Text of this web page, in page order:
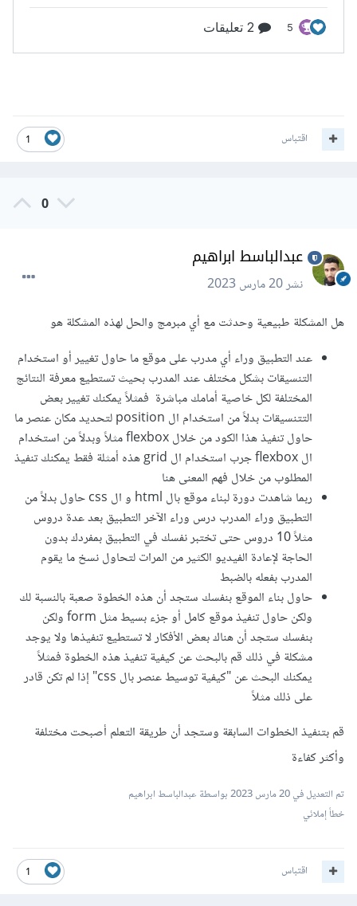
1 اقتباس
0
عبدالباسط ابراهيم
نشر20 مارس 2023
هل المشكلة طبيعية وحدثت مع أي مبرمج والحل لهذه المشكلة هو
عند التطبيق وراء أي مدرب على موقع ما حاول تغيير أو استخدام
التنسيقات بشكل مختلف عند المدرب بحيث تستطيع معرفة النتائج
المختلفة لكل خاصية أمامك مباشرة فمثلاً يمكنك تغيير بعض
التتنسيقات بدلاً من استخدام ال position لتحديد مكان عنصر ما
حاول تنفيذ هذا الكود من خلال flexbox مثلاً وبدلاً من استخدام
ال flexbox جرب استخدام ال grid هذه أمثلة فقط يمكنك تنفيذ
المطلوب من خلال فهم المعنى هنا
ربما شاهدت دورة لبناء موقع بال html و ال css حاول بدلاً من
التطبيق وراء المدرب درس وراء الآخر التطبيق بعد عدة دروس
مثلاً 10 دروس حتى تختبر نفسك في التطبيق بمفردك بدون
الحاجة لإعادة الفيديو الكثير من المرات لتحاول نسخ ما يقوم
المدرب بفعله بالضبط
حاول بناء الموقع بنفسك ستجد أن هذه الخطوة صعبة بالنسبة لك
ولكن حاول تنفيذ موقع كامل أو جزء بسيط مثل form ولكن
بنفسك ستجد أن هناك بعض الأفكار لا تستطيع تنفيذها ولا يوجد
مشكلة في ذلك قم بالبحث عن كيفية تنفيذ هذه الخطوة فمثلاً
يمكنك البحث عن "كيفية توسيط عنصر بال css" إذا لم تكن قادر
على ذلك مثلاً
قم بتنفيذ الخطوات السابقة وستجد أن طريقة التعلم أصبحت مختلفة
وأكثر كفاءة
تم التعديل في20 مارس 2023
بواسطة عبدالباسط ابراهيم
خطأ إملائي
1 اقتباس